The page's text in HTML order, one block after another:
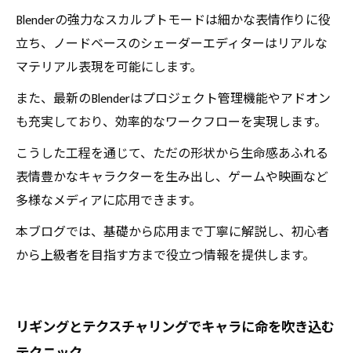
Blenderの強力なスカルプトモードは細かな表情作りに役
立ち、ノードベースのシェーダーエディターはリアルな
マテリアル表現を可能にします。
また、最新のBlenderはプロジェクト管理機能やアドオン
も充実しており、効率的なワークフローを実現します。
こうした工程を通じて、ただの形状から生命感あふれる
表情豊かなキャラクターを生み出し、ゲームや映画など
多様なメディアに応用できます。
本ブログでは、基礎から応用まで丁寧に解説し、初心者
から上級者を目指す方まで役立つ情報を提供します。
リギングとテクスチャリングでキャラに命を吹き込む